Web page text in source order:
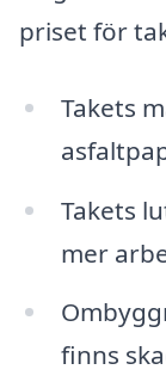
priset för
Takets
Takets
mer
finns